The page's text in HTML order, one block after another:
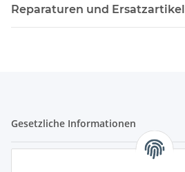
Reparaturen und Ersatzartikel
Gesetzliche Informationen